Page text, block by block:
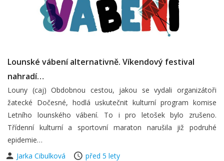
Lounské vábení alternativně. Víkendový festival
nahradí…
Louny (caj) Obdobnou cestou, jakou se vydali organizátoři
žatecké Dočesné, hodlá uskutečnit kulturní program komise
Letního lounského vábení. To i pro letošek bylo zrušeno.
Třídenní kulturní a sportovní maraton narušila již podruhé
epidemie…
Jarka Cibulková
před 5 lety